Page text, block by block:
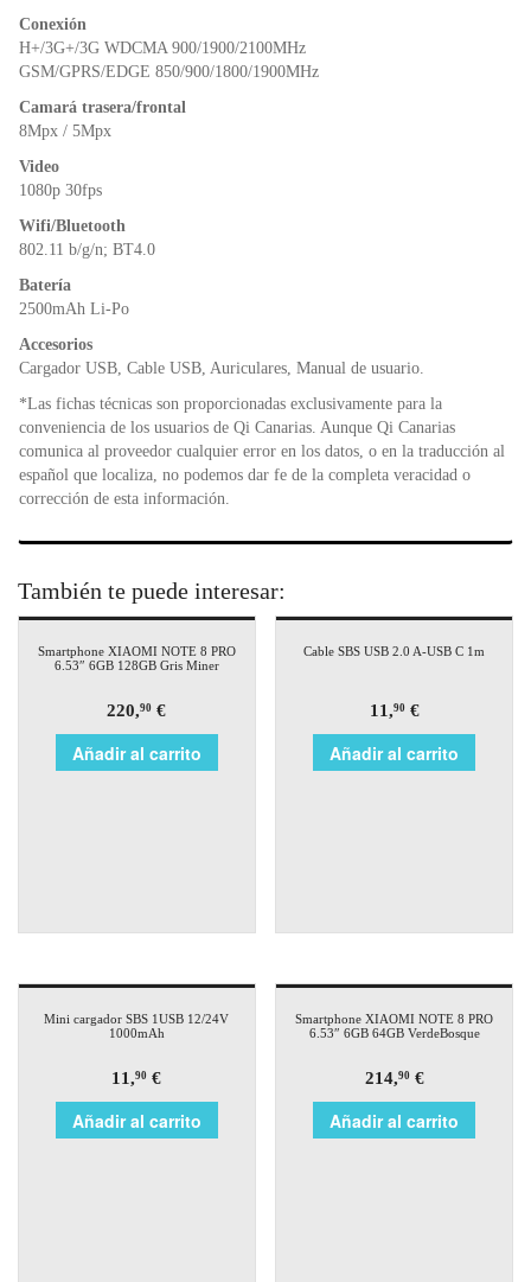
Conexión
H+/3G+/3G WDCMA 900/1900/2100MHz
GSM/GPRS/EDGE 850/900/1800/1900MHz
Camará trasera/frontal
8Mpx / 5Mpx
Video
1080p 30fps
Wifi/Bluetooth
802.11 b/g/n; BT4.0
Batería
2500mAh Li-Po
Accesorios
Cargador USB, Cable USB, Auriculares, Manual de usuario.
*Las fichas técnicas son proporcionadas exclusivamente para la
conveniencia de los usuarios de Qi Canarias. Aunque Qi Canarias
comunica al proveedor cualquier error en los datos, o en la traducción al
español que localiza, no podemos dar fe de la completa veracidad o
corrección de esta información.
También te puede interesar:
Smartphone XIAOMI NOTE 8 PRO
6.53″ 6GB 128GB Gris Miner
220,90 €
Añadir al carrito
Cable SBS USB 2.0 A-USB C 1m
11,90€
Añadir al carrito
Mini cargador SBS 1USB 12/24V
1000mAh
11,90 €
Añadir al carrito
Smartphone XIAOMI NOTE 8 PRO
6.53″ 6GB 64GB VerdeBosque
214,90€
Añadir al carrito